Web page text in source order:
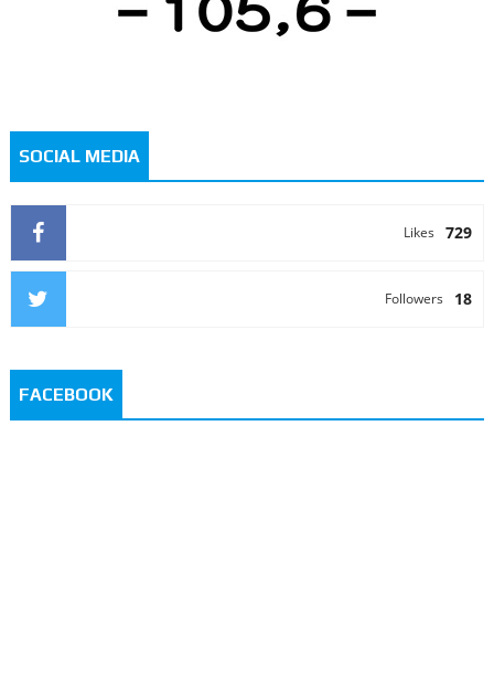
SOCIAL MEDIA
729
Likes
18
Followers
FACEBOOK